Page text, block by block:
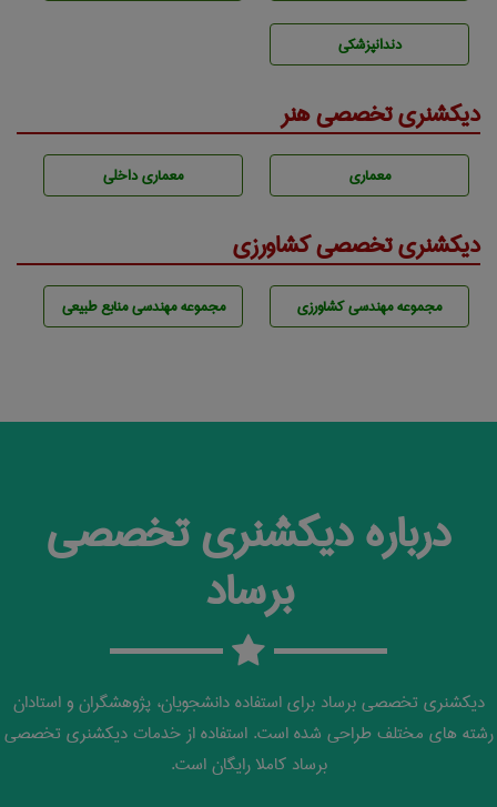
دندانپزشكی
دیکشنری تخصصی هنر
معماری معماری داخلی
دیکشنری تخصصی کشاورزی
مجموعه مهندسی كشاورزی مجموعه مهندسی منابع طبيعی
درباره دیکشنری تخصصی
برساد
دیکشنری تخصصی برساد برای استفاده دانشجویان، پژوهشگران و استادان
رشته های مختلف طراحی شده است. استفاده از خدمات دیکشنری تخصصی
برساد کاملا رایگان است.